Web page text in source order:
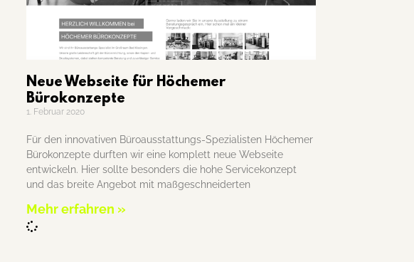
Neue Webseite für Höchemer
Bürokonzepte
1. Februar 2020
Für den innovativen Büroausstattungs-Spezialisten Höchemer
Bürokonzepte durften wir eine komplett neue Webseite
entwickeln. Hier sollte besonders die hohe Servicekonzept
und das breite Angebot mit maßgeschneiderten
Mehr erfahren »